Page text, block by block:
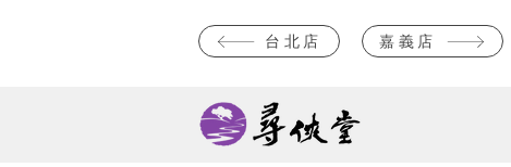
台北店 嘉義店